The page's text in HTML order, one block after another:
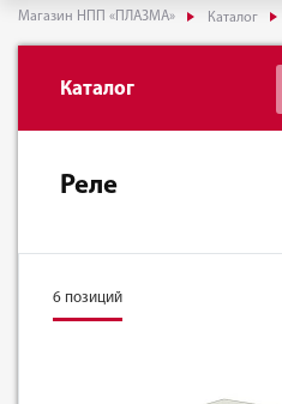
Магазин НПП «ПЛАЗМА» Каталог
Каталог
Реле
6 позиций